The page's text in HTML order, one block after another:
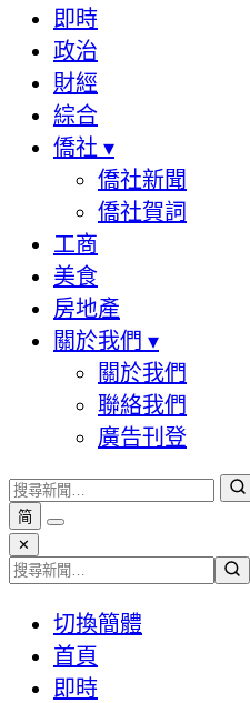
即時
政治
財經
綜合
僑社 ▾
僑社新聞
僑社賀詞
工商
美食
房地產
關於我們 ▾
關於我們
聯絡我們
廣告刊登
简
✕
切換簡體
首頁
即時